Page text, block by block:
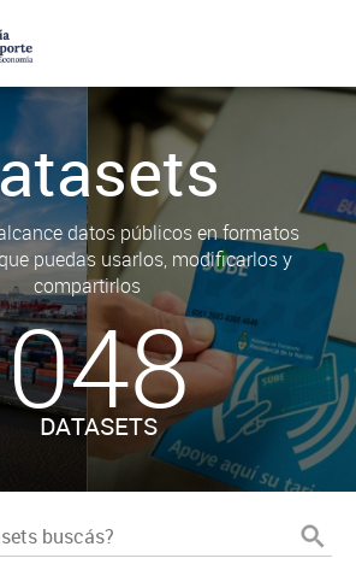
datos públicos en formatos
puedas usarlos, modificarlos y
compartirlos
048
DATASETS